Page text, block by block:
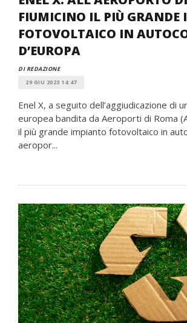
FIUMICINO IL PIÙ GRANDE
FOTOVOLTAICO IN
D’EUROPA
DI REDAZIONE
29 GIU 2023 14:47
Enel X, a seguito dell’aggiudicazione di
europea bandita da Aeroporti di Roma
il più grande impianto fotovoltaico in
aeropor...